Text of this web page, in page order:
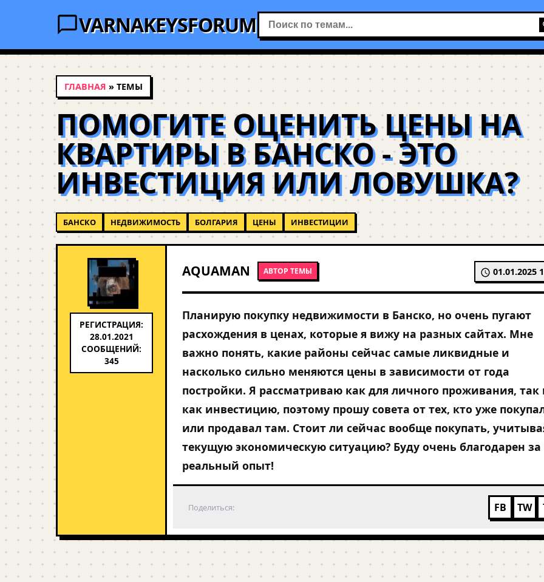
VARNAKEYSFORUM
ГЛАВНАЯ » ТЕМЫ
ПОМОГИТЕ ОЦЕНИТЬ ЦЕНЫ НА
КВАРТИРЫ В БАНСКО - ЭТО
ИНВЕСТИЦИЯ ИЛИ ЛОВУШКА?
БАНСКО НЕДВИЖИМОСТЬ БОЛГАРИЯ ЦЕНЫ ИНВЕСТИЦИИ
РЕГИСТРАЦИЯ:
28.01.2021
СООБЩЕНИЙ:
345
AQUAMAN АВТОР ТЕМЫ 01.01.2025
Планирую покупку недвижимости в Банско, но очень пугают
расхождения в ценах, которые я вижу на разных сайтах. Мне
важно понять, какие районы сейчас самые ликвидные и
насколько сильно меняются цены в зависимости от года
постройки. Я рассматриваю как для личного проживания, так
как инвестицию, поэтому прошу совета от тех, кто уже
или продавал там. Стоит ли сейчас вообще покупать,
текущую экономическую ситуацию? Буду очень благодарен за
реальный опыт!
Поделиться: FB TW